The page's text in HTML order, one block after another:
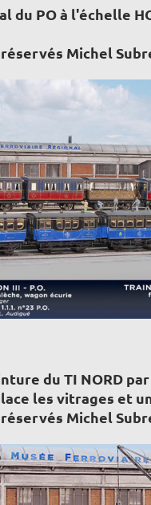
du PO à l'échelle
Michel
du TI NORD
les vitrages et
Michel